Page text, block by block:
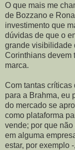
O que mais me
de Bozzano e
investimento que
dúvidas de que o
grande visibilidade
Corinthians devem
marca.
Com tantas
para a Brahma, eu
do mercado se
como plataforma
vende; por que
em alguma
estar, por exemplo